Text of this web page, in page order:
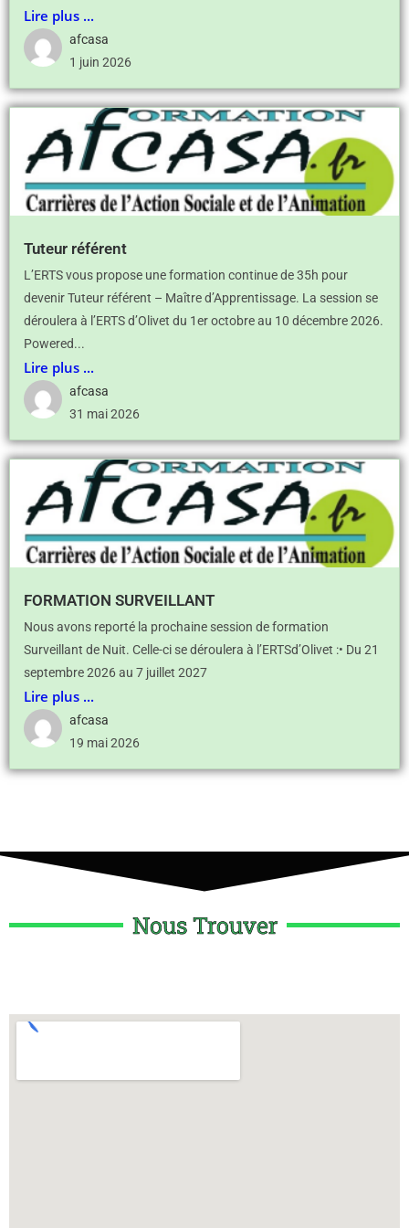
Lire plus ...
afcasa
1 juin 2026
Tuteur référent
L’ERTS vous propose une formation continue de 35h pour
devenir Tuteur référent – Maître d’Apprentissage. La session se
déroulera à l’ERTS d’Olivet du 1er octobre au 10 décembre 2026.
Powered...
Lire plus ...
afcasa
31 mai 2026
FORMATION SURVEILLANT
Nous avons reporté la prochaine session de formation
Surveillant de Nuit. Celle-ci se déroulera à l’ERTSd’Olivet :• Du 21
septembre 2026 au 7 juillet 2027
Lire plus ...
afcasa
19 mai 2026
Nous Trouver